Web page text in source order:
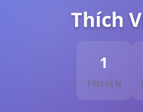
Thích
1
TRUYỆN